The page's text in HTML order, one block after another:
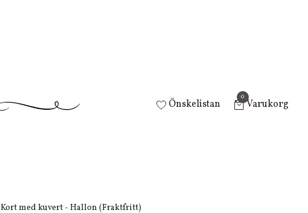
Önskelistan
0
Varukorg
Kort med kuvert - Hallon (Fraktfritt)